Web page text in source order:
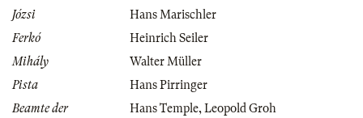
Józsi
Hans Marischler
Ferkó
Heinrich Seiler
Mihály
Walter Müller
Pista
Hans Pirringer
Beamte der
Hans Temple,Leopold Groh